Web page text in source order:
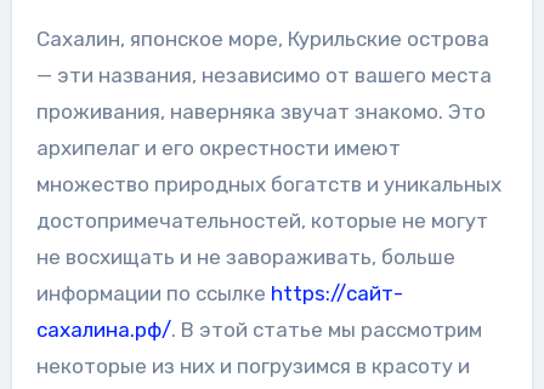
Сахалин, японское море, Курильские острова
— эти названия, независимо от вашего места
проживания, наверняка звучат знакомо. Это
архипелаг и его окрестности имеют
множество природных богатств и уникальных
достопримечательностей, которые не могут
не восхищать и не завораживать, больше
информации по ссылке https://сайт-
сахалина.рф/. В этой статье мы рассмотрим
некоторые из них и погрузимся в красоту и